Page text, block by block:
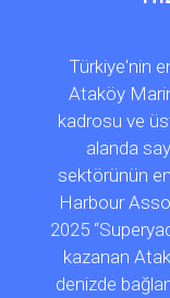
Türkiye'nin
Ataköy
kadrosu ve
alanda
sektörünün
Harbour
2025
kazanan
denizde